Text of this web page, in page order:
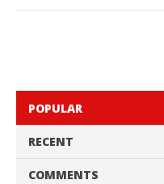
POPULAR
RECENT
COMMENTS